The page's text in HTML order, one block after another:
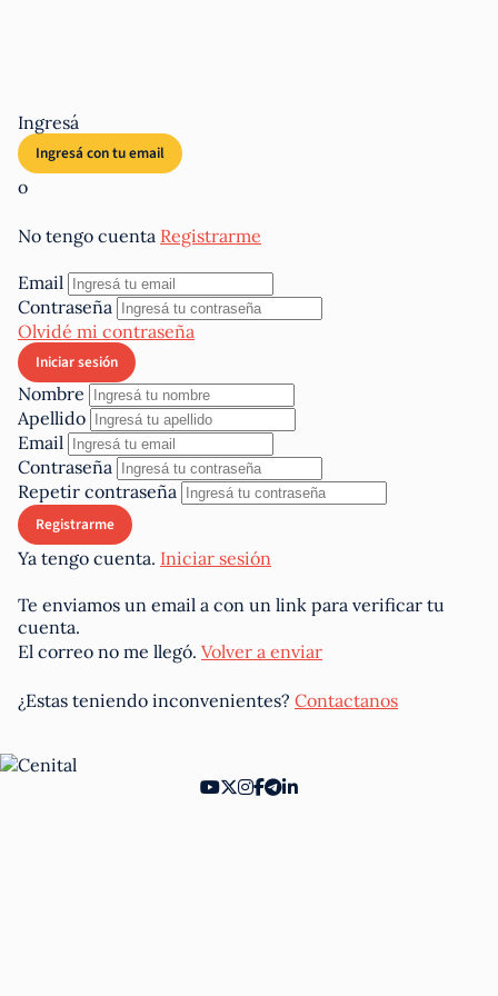
Ingresá
o
No tengo cuenta Registrarme
Email
Contraseña
Olvidé mi contraseña
Nombre
Apellido
Email
Contraseña
Repetir contraseña
Ya tengo cuenta. Iniciar sesión
Te enviamos un email a con un link para verificar tu
cuenta.
El correo no me llegó. Volver a enviar
¿Estas teniendo inconvenientes? Contactanos